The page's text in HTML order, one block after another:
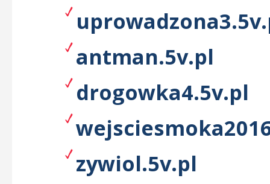
antman.5v.pl
drogowka4.5v.pl
zywiol.5v.pl